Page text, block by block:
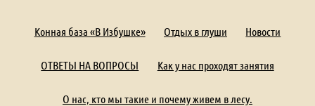
Конная база «В Избушке» Отдых в глуши Новости
ОТВЕТЫ НА ВОПРОСЫ Как у нас проходят занятия
О нас, кто мы такие и почему живем в лесу.